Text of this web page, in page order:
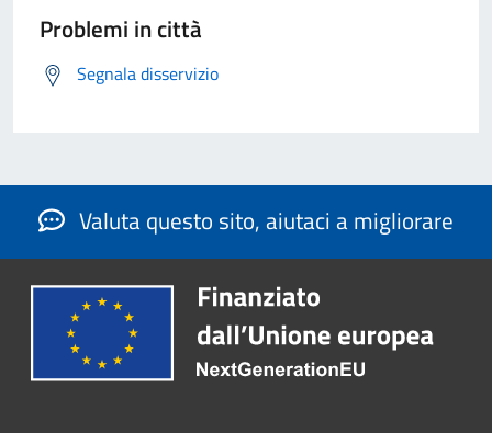
Problemi in città
Segnala disservizio
Valuta questo sito, aiutaci a migliorare